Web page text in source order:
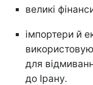
великі
імпортери й
для
до Ірану.